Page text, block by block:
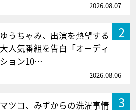
2026.08.07
2
ゆうちゃみ、出演を熱望する
大人気番組を告白「オーディ
ション10…
2026.08.06
3
マツコ、みずからの洗濯事情